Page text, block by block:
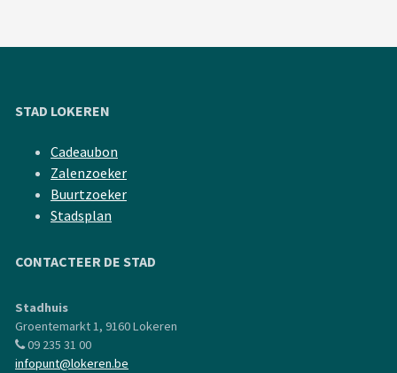
STAD LOKEREN
Cadeaubon
Zalenzoeker
Buurtzoeker
Stadsplan
CONTACTEER DE STAD
Stadhuis
Groentemarkt 1, 9160 Lokeren
09 235 31 00
infopunt@lokeren.be